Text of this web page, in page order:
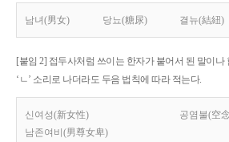
남녀(男女) 당뇨(糖尿) 결뉴(結紐)
[붙임 2] 접두사처럼 쓰이는 한자가 붙어서 된 말이
‘ㄴ’ 소리로 나더라도 두음 법칙에 따라 적는다.
신여성(新女性)
공염불(空
남존여비(男尊女卑)